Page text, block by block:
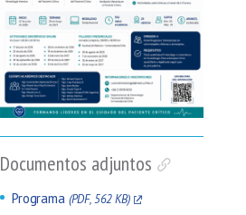
Documentos adjuntos
Programa (PDF, 562 KB)